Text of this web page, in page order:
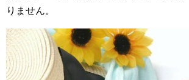
りません。